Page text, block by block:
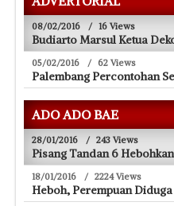
08/02/2016 / 16 Views
Budiarto Marsul Ketua
05/02/2016 / 62 Views
Palembang Percontohan
ADO ADO BAE
28/01/2016 / 243 Views
Pisang Tandan 6
18/01/2016 / 2224 Views
Heboh, Perempuan